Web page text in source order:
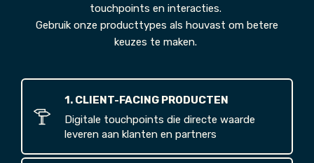
touchpoints en interacties.
Gebruik onze producttypes als houvast om betere
keuzes te maken.
1. CLIENT-FACING PRODUCTEN
Digitale touchpoints die directe waarde
leveren aan klanten en partners